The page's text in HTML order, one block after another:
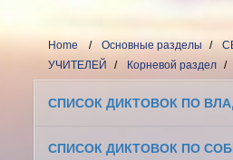
Home Основные разделы
УЧИТЕЛЕЙ
Корневой раздел
СПИСОК ДИКТОВОК ПО
СПИСОК ДИКТОВОК ПО